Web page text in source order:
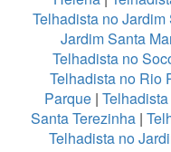
Telhadista no
Jardim Santa
Telhadista no
Telhadista no Rio
Parque|
Santa Terezinha |
Telhadista no